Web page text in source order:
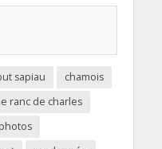
sapiau
chamois
le ranc de charles
photos